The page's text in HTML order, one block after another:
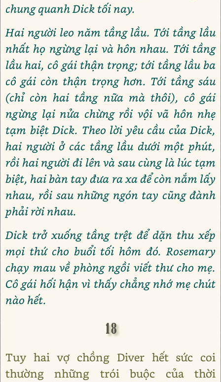
chung quanh Dick tối nay.
Hai người leo năm tầng lầu. Tới tầng lầu
nhất họ ngừng lại và hôn nhau. Tới tầng
lầu hai, cô gái thận trọng; tới tầng lầu ba
cô gái còn thận trọng hơn. Tới tầng sáu
(chỉ còn hai tầng nữa mà thôi), cô gái
ngừng lại nửa chừng rồi vội vã hôn nhẹ
tạm biệt Dick. Theo lời yêu cầu của Dick,
hai người ở các tầng lầu dưới một phút,
rồi hai người đi lên và sau cùng là lúc tạm
biệt, hai bàn tay đưa ra xa để còn nắm lấy
nhau, rồi sau những ngón tay cũng đành
phải rời nhau.
Dick trở xuống tầng trệt để dặn thu xếp
mọi thứ cho buổi tối hôm đó. Rosemary
chạy mau về phòng ngồi viết thư cho mẹ.
Cô gái hối hận vì thấy chẳng nhớ mẹ chút
nào hết.
18
Tuy hai vợ chồng Diver hết sức coi
thường những trói buộc của thời